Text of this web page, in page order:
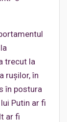
trecut la
rușilor, în
în postura
Putin ar fi
ar fi